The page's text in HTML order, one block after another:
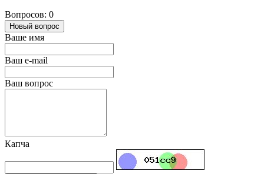
Вопросов: 0
Новый вопрос
Ваше имя
Ваш e-mail
Ваш вопрос
Капча